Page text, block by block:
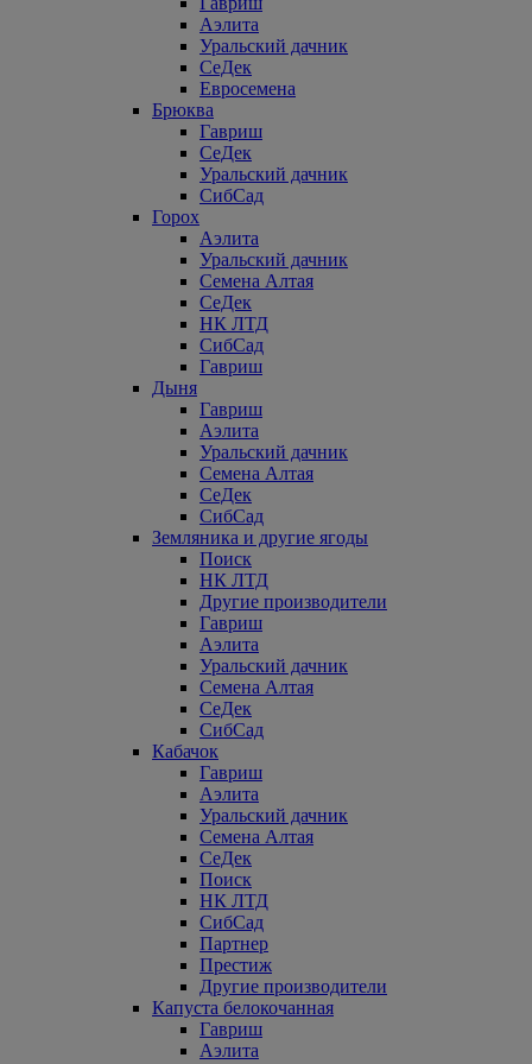
Аэлита
Уральский дачник
СеДек
Евросемена
Брюква
Гавриш
СеДек
Уральский дачник
СибСад
Горох
Аэлита
Уральский дачник
Семена Алтая
СеДек
НК ЛТД
СибСад
Гавриш
Дыня
Гавриш
Аэлита
Уральский дачник
Семена Алтая
СеДек
СибСад
Земляника и другие ягоды
Поиск
НК ЛТД
Другие производители
Гавриш
Аэлита
Уральский дачник
Семена Алтая
СеДек
СибСад
Кабачок
Гавриш
Аэлита
Уральский дачник
Семена Алтая
СеДек
Поиск
НК ЛТД
СибСад
Партнер
Престиж
Другие производители
Капуста белокочанная
Гавриш
Аэлита